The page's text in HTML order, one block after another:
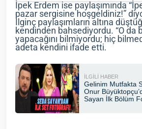
İpek Erdem ise paylaşımında
pazar sergisine hoşgeldiniz!”
İlginç paylaşımların altına
kendinden bahsediyordu. “O da
yapacağını bilmiyordu; hiç
adeta kendini ifade etti.